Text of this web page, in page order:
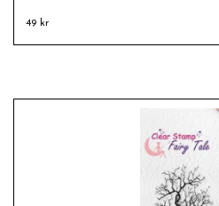
49 kr